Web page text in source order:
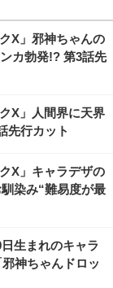
X」邪神ちゃんの
カ勃発!? 第3話先
X」人間界に天界
先行カット
X」キャラデザの
染み“難易度が最
生まれのキャラ
神ちゃんドロッ